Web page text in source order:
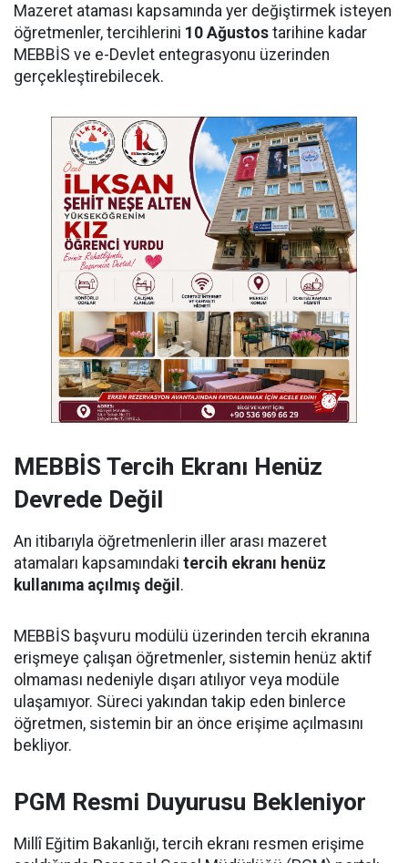
Mazeret ataması kapsamında yer değiştirmek isteyen
öğretmenler, tercihlerini 10 Ağustos tarihine kadar
MEBBİS ve e-Devlet entegrasyonu üzerinden
gerçekleştirebilecek.
MEBBİS Tercih Ekranı Henüz
Devrede Değil
An itibarıyla öğretmenlerin iller arası mazeret
atamaları kapsamındaki tercih ekranı henüz
kullanıma açılmış değil .
MEBBİS başvuru modülü üzerinden tercih ekranına
erişmeye çalışan öğretmenler, sistemin henüz aktif
olmaması nedeniyle dışarı atılıyor veya modüle
ulaşamıyor. Süreci yakından takip eden binlerce
öğretmen, sistemin bir an önce erişime açılmasını
bekliyor.
PGM Resmi Duyurusu Bekleniyor
Millî Eğitim Bakanlığı, tercih ekranı resmen erişime